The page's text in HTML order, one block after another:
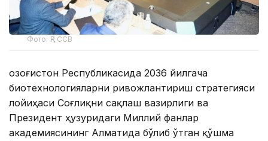
Фото: ҚР ССВ
Қозоғистон Республикасида 2036 йилгача
биотехнологияларни ривожлантириш стратегияси
лойиҳаси Соғлиқни сақлаш вазирлиги ва
Президент ҳузуридаги Миллий фанлар
академиясининг Алматида бўлиб ўтган қўшма